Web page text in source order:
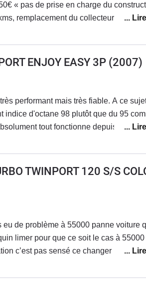
« pas de prise en charge du
remplacement du collecteur
de frais en 6 ans et pour un
fortement cette série. Pour moi
le groupe Stellantis. Citroen,
ENJOY EASY 3P (2007)
performant mais très fiable. A ce
indice d'octane 98 plutôt que du 95
tout fonctionne depuis
version 3 portes correspondant
" chez Opel ont décidé de supprimer les
Corsa 2022 , 5 portes n'est plus qu'une
TWINPORT 120 S/S
de problème à 55000 panne voiture
limer pour que ce soit le cas à 55000
c’est pas sensé ce changer bref
que Opel m’a trouver changer le